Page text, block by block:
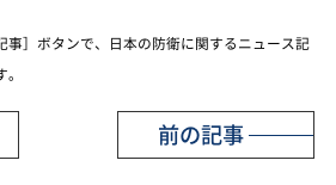
］ボタンで、日本の防衛に関するニュース記
前の記事